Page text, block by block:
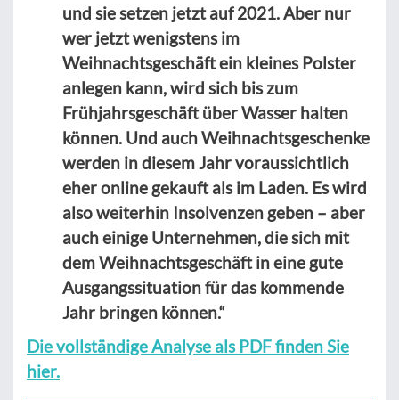
und sie setzen jetzt auf 2021. Aber nur
wer jetzt wenigstens im
Weihnachtsgeschäft ein kleines Polster
anlegen kann, wird sich bis zum
Frühjahrsgeschäft über Wasser halten
können. Und auch Weihnachtsgeschenke
werden in diesem Jahr voraussichtlich
eher online gekauft als im Laden. Es wird
also weiterhin Insolvenzen geben – aber
auch einige Unternehmen, die sich mit
dem Weihnachtsgeschäft in eine gute
Ausgangssituation für das kommende
Jahr bringen können.“
Die vollständige Analyse als PDF finden Sie
hier.